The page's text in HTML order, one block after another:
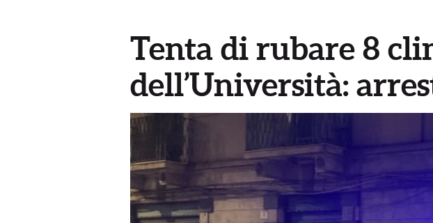
Tenta di rubare 8
dell’Università: